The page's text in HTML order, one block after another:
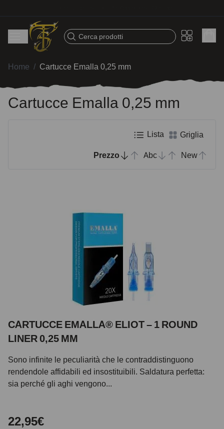
Cerca prodotti
Home / Cartucce Emalla 0,25 mm
Cartucce Emalla 0,25 mm
Lista Griglia
Prezzo Abc New
CARTUCCE EMALLA® ELIOT – 1 ROUND
LINER 0,25 MM
Sono infinite le peculiarità che le contraddistinguono
rendendole affidabili ed insostituibili. Saldatura perfetta:
sia perché gli aghi vengono...
22,95€